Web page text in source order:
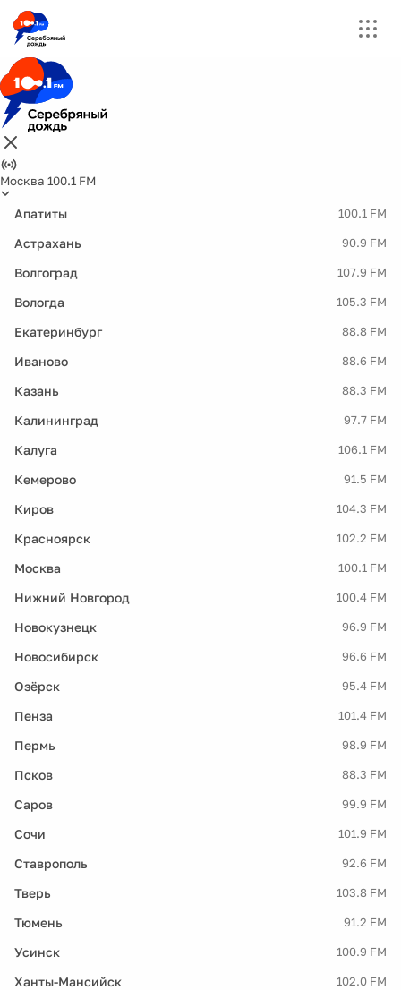
Москва 100.1 FM
Апатиты 100.1 FM
Астрахань 90.9 FM
Волгоград 107.9 FM
Вологда 105.3 FM
Екатеринбург 88.8 FM
Иваново 88.6 FM
Казань 88.3 FM
Калининград 97.7 FM
Калуга 106.1 FM
Кемерово 91.5 FM
Киров 104.3 FM
Красноярск 102.2 FM
Москва 100.1 FM
Нижний Новгород 100.4 FM
Новокузнецк 96.9 FM
Новосибирск 96.6 FM
Озёрск 95.4 FM
Пенза 101.4 FM
Пермь 98.9 FM
Псков 88.3 FM
Саров 99.9 FM
Сочи 101.9 FM
Ставрополь 92.6 FM
Тверь 103.8 FM
Тюмень 91.2 FM
Усинск 100.9 FM
Ханты-Мансийск 102.0 FM